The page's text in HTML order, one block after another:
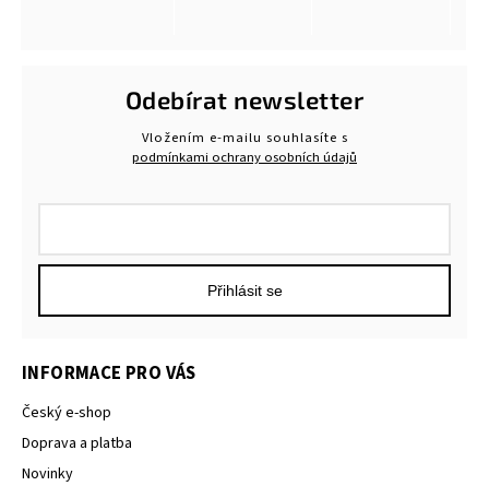
INFORMACE PRO VÁS
Český e-shop
Doprava a platba
Novinky
Odebírat newsletter
Vložením e-mailu souhlasíte s
podmínkami ochrany osobních údajů
Přihlásit se